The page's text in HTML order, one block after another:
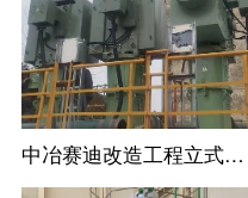
中冶赛迪改造工程立式长轴泵